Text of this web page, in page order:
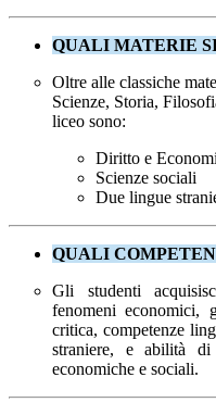
QUALI MATERIE
Oltre alle classiche
Scienze, Storia,
liceo sono:
Diritto e
Scienze sociali
Due lingue
QUALI
Gli studenti
fenomeni economici,
critica, competenze
straniere, e abilità di
economiche e sociali.